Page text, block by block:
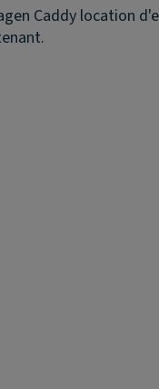
Caddy location